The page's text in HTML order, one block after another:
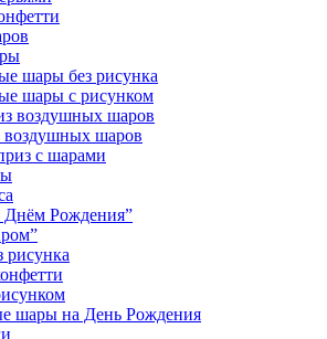
шары без рисунка
шары с рисунком
воздушных шаров
воздушных шаров
с шарами
Рождения”
шары на День Рождения